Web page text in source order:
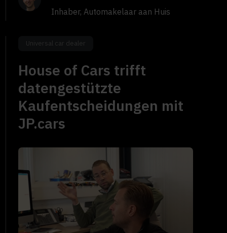
Inhaber, Automakelaar aan Huis
Universal car dealer
House of Cars trifft
datengestützte
Kaufentscheidungen mit
JP.cars